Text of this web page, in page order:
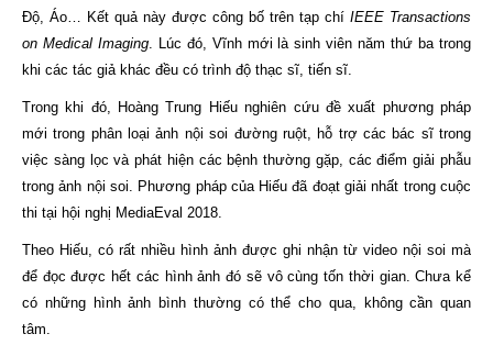
Độ, Áo… Kết quả này được công bố trên tạp chí IEEE Transactions
on Medical Imaging. Lúc đó, Vĩnh mới là sinh viên năm thứ ba trong
khi các tác giả khác đều có trình độ thạc sĩ, tiến sĩ.
Trong khi đó, Hoàng Trung Hiếu nghiên cứu đề xuất phương pháp
mới trong phân loại ảnh nội soi đường ruột, hỗ trợ các bác sĩ trong
việc sàng lọc và phát hiện các bệnh thường gặp, các điểm giải phẫu
trong ảnh nội soi. Phương pháp của Hiếu đã đoạt giải nhất trong cuộc
thi tại hội nghị MediaEval 2018.
Theo Hiếu, có rất nhiều hình ảnh được ghi nhận từ video nội soi mà
để đọc được hết các hình ảnh đó sẽ vô cùng tốn thời gian. Chưa kể
có những hình ảnh bình thường có thể cho qua, không cần quan
tâm.